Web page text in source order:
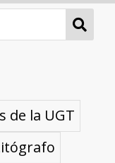
busca
de la UGT